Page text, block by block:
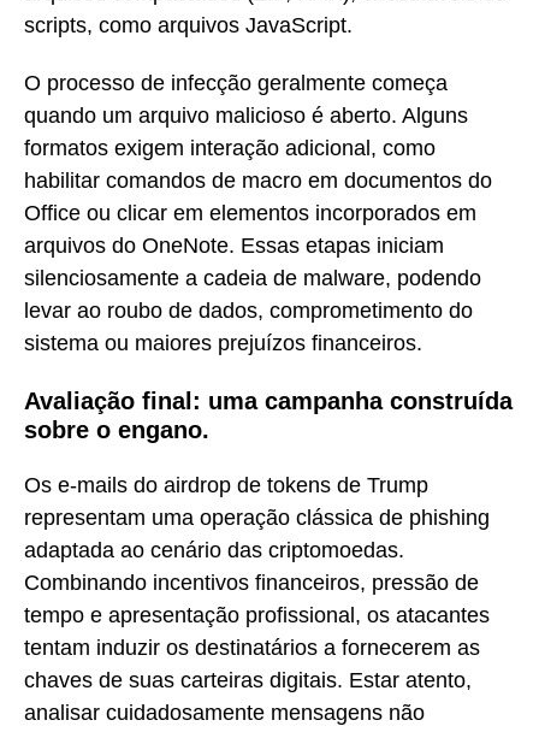
scripts, como arquivos JavaScript.
O processo de infecção geralmente começa
quando um arquivo malicioso é aberto. Alguns
formatos exigem interação adicional, como
habilitar comandos de macro em documentos do
Office ou clicar em elementos incorporados em
arquivos do OneNote. Essas etapas iniciam
silenciosamente a cadeia de malware, podendo
levar ao roubo de dados, comprometimento do
sistema ou maiores prejuízos financeiros.
Avaliação final: uma campanha construída
sobre o engano.
Os e-mails do airdrop de tokens de Trump
representam uma operação clássica de phishing
adaptada ao cenário das criptomoedas.
Combinando incentivos financeiros, pressão de
tempo e apresentação profissional, os atacantes
tentam induzir os destinatários a fornecerem as
chaves de suas carteiras digitais. Estar atento,
analisar cuidadosamente mensagens não